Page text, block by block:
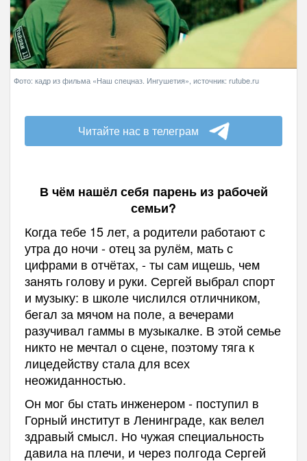
Фото: кадр из фильма «Наш спецназ. Ингушетия», источник: rutube.ru
Читайте нас в телеграм
В чём нашёл себя парень из рабочей
семьи?
Когда тебе 15 лет, а родители работают с
утра до ночи - отец за рулём, мать с
цифрами в отчётах, - ты сам ищешь, чем
занять голову и руки. Сергей выбрал спорт
и музыку: в школе числился отличником,
бегал за мячом на поле, а вечерами
разучивал гаммы в музыкалке. В этой семье
никто не мечтал о сцене, поэтому тяга к
лицедейству стала для всех
неожиданностью.
Он мог бы стать инженером - поступил в
Горный институт в Ленинграде, как велел
здравый смысл. Но чужая специальность
давила на плечи, и через полгода Сергей